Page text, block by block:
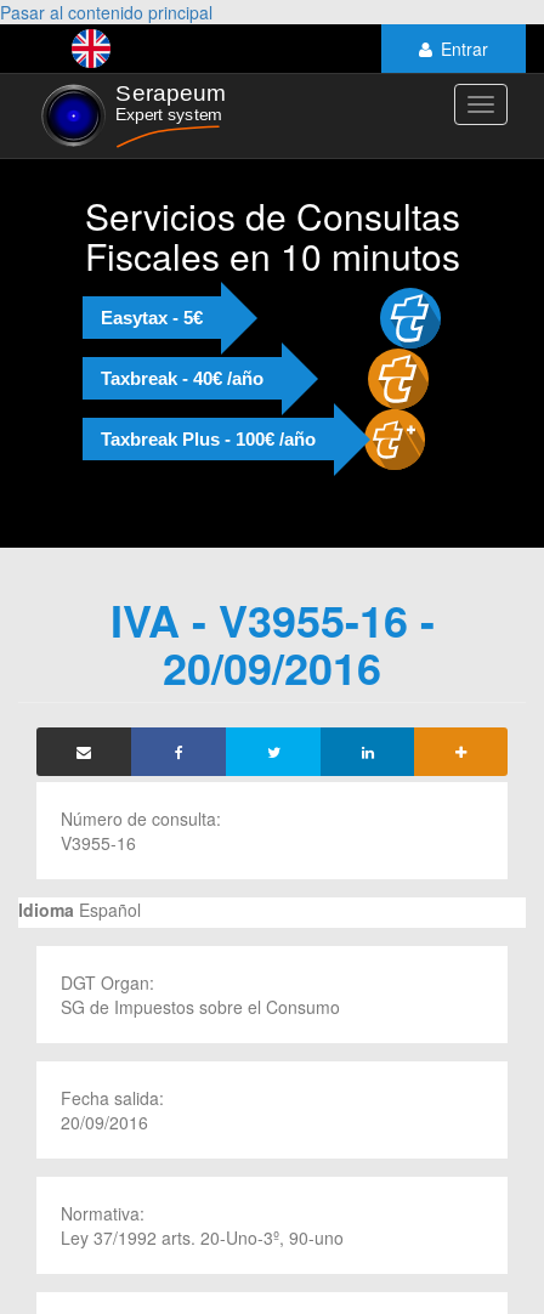
Pasar al contenido principal
Entrar
Toggle
Servicios de Consultas
Fiscales en 10 minutos
Easytax - 5€
Taxbreak - 40€ /año
Taxbreak Plus - 100€ /año
IVA - V3955-16 -
20/09/2016
Número de consulta:
V3955-16
Idioma Español
DGT Organ:
SG de Impuestos sobre el Consumo
Fecha salida:
20/09/2016
Normativa:
Ley 37/1992 arts. 20-Uno-3º, 90-uno